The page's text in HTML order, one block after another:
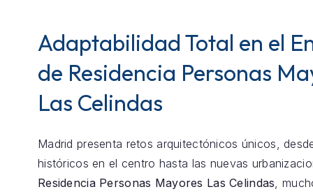
Adaptabilidad Total en el
de Residencia Personas
Las Celindas
Madrid presenta retos arquitectónicos únicos,
históricos en el centro hasta las nuevas
Residencia Personas Mayores Las Celindas ,